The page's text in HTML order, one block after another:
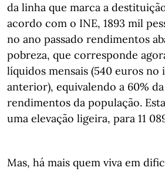
da linha que marca a
acordo com o INE, 1893 mil
no ano passado rendimentos
pobreza, que corresponde
líquidos mensais (540 euros no
anterior), equivalendo a 60%
rendimentos da população.
uma elevação ligeira, para 11
Mas, há mais quem viva em